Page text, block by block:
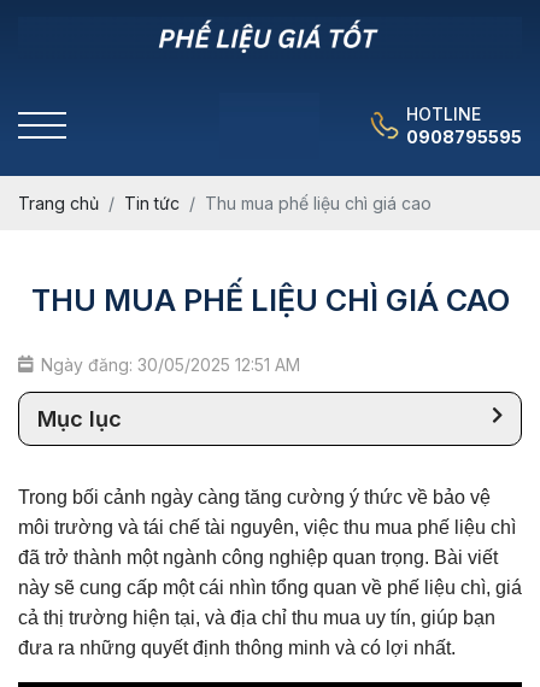
HOTLINE
0908795595
Trang chủ Tin tức Thu mua phế liệu chì giá cao
THU MUA PHẾ LIỆU CHÌ GIÁ CAO
Ngày đăng: 30/05/2025 12:51 AM
Mục lục
Trong bối cảnh ngày càng tăng cường ý thức về bảo vệ
môi trường và tái chế tài nguyên, việc thu mua phế liệu chì
đã trở thành một ngành công nghiệp quan trọng. Bài viết
này sẽ cung cấp một cái nhìn tổng quan về phế liệu chì, giá
cả thị trường hiện tại, và địa chỉ thu mua uy tín, giúp bạn
đưa ra những quyết định thông minh và có lợi nhất.